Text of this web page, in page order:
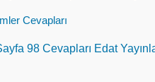
Cevapları
98 Cevapları Edat